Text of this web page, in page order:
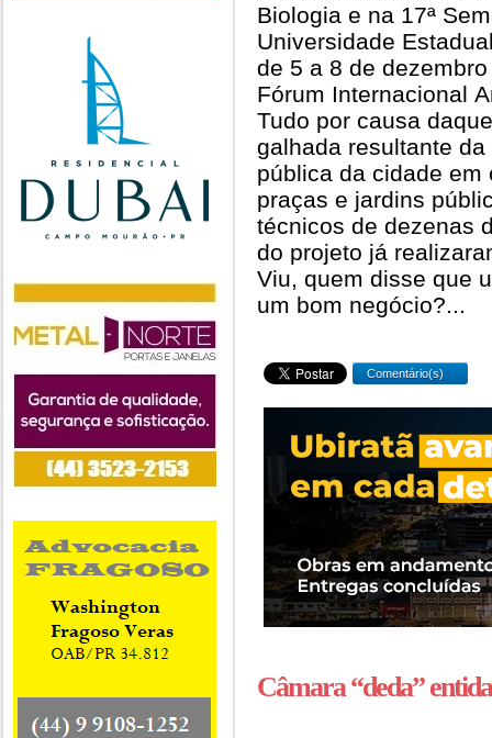
Biologia e na 17ª
Universidade
de 5 a 8 de
Fórum Internacional
Tudo por causa
galhada resultante
pública da cidade em
praças e jardins
técnicos de dezenas
do projeto já
Viu, quem disse que
um bom negócio?...
Comentário(s)
Câmara “deda”